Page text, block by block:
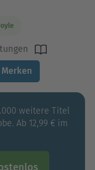
Merken
weitere Titel
Ab 12,99 € im